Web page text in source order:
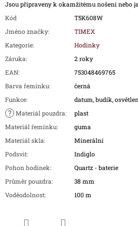
Jsou připraveny k okamžitému nošení nebo
Kód
T5K608W
Jméno značky:
TIMEX
Kategorie:
Hodinky
Záruka:
2 roky
EAN:
753048469765
Barva řemínku:
černá
Funkce: datum, budík,
? Materiál pouzdra:
plast
Materiál řemínku:
guma
Materiál skla:
Minerální
Podsvit:
Indiglo
Pohon hodinek:
Quartz - baterie
Průměr pouzdra:
38 mm
Voděodolnost: 100 m